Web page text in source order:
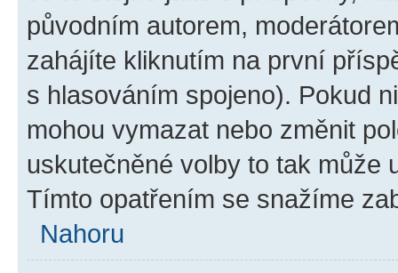
původním autorem,
zahájíte kliknutím na první
s hlasováním spojeno). Pokud
mohou vymazat nebo změnit
uskutečněné volby to tak může
Tímto opatřením se snažíme
Nahoru